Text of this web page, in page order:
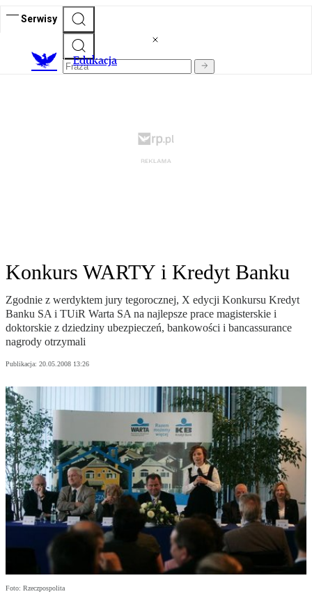
Serwisy
Edukacja
Konkurs WARTY i Kredyt Banku
Zgodnie z werdyktem jury tegorocznej, X edycji Konkursu Kredyt
Banku SA i TUiR Warta SA na najlepsze prace magisterskie i
doktorskie z dziedziny ubezpieczeń, bankowości i bancassurance
nagrody otrzymali
Publikacja: 20.05.2008 13:26
Foto: Rzeczpospolita